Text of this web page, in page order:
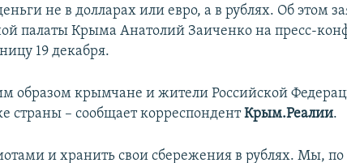
не в долларах или евро, а в рублях. Об этом
палаты Крыма Анатолий Заиченко на пресс-
19 декабря.
образом крымчане и жители Российской
страны – сообщает корреспондентКрым.Реалии.
и хранить свои сбережения в рублях. Мы, по